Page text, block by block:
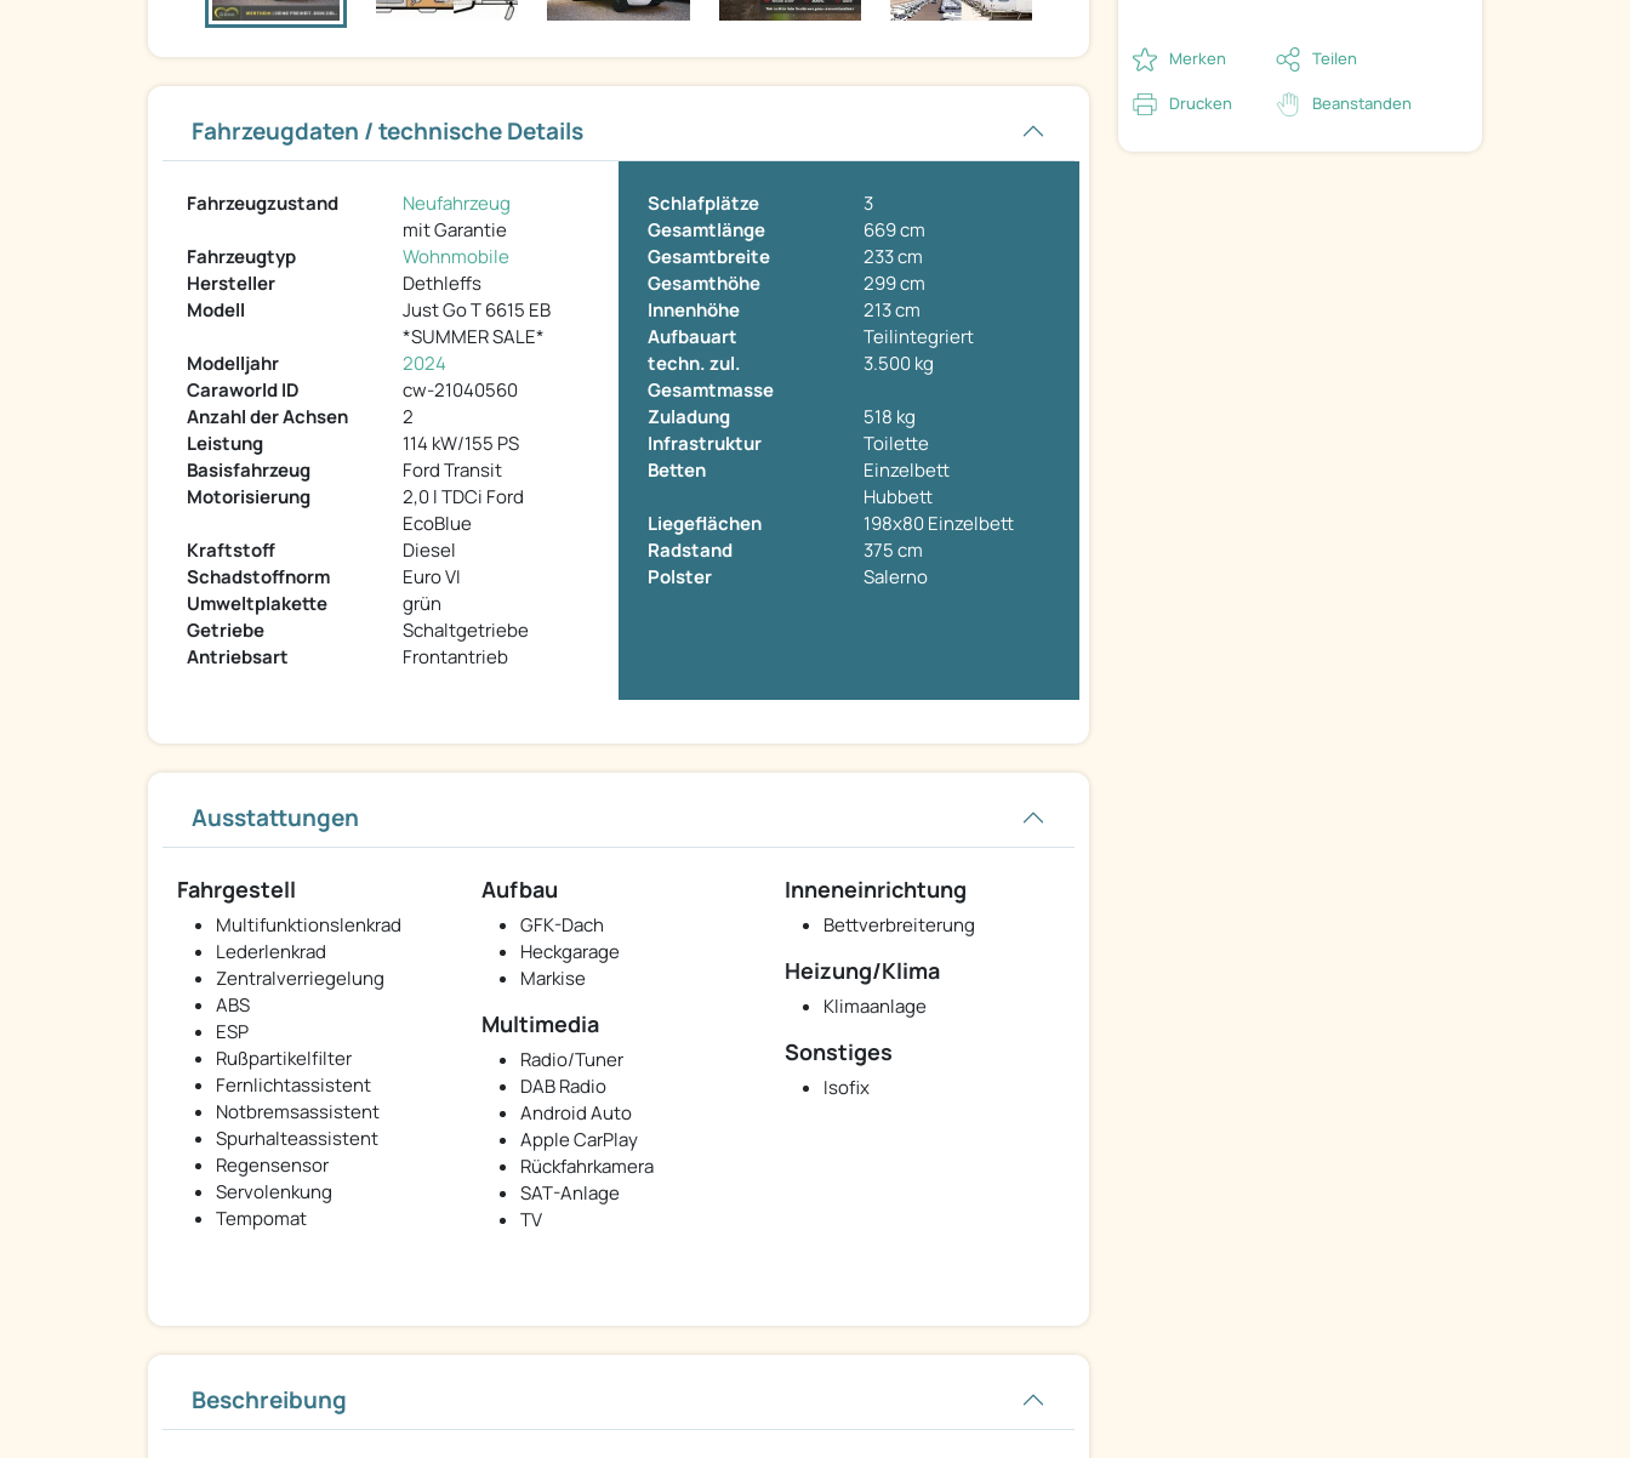
Fahrzeugdaten / technische Details
Fahrzeugzustand
Neufahrzeug
mit Garantie
Fahrzeugtyp
Wohnmobile
Hersteller
Dethleffs
Modell
Just Go T 6615 EB
*SUMMER SALE*
Modelljahr
2024
Caraworld ID
cw-21040560
Anzahl der Achsen
2
Leistung
114 kW/155 PS
Basisfahrzeug
Ford Transit
Motorisierung
2,0 l TDCi Ford
EcoBlue
Kraftstoff
Diesel
Schadstoffnorm
Euro VI
Umweltplakette
grün
Getriebe
Schaltgetriebe
Antriebsart
Frontantrieb
Schlafplätze
3
Gesamtlänge
669 cm
Gesamtbreite
233 cm
Gesamthöhe
299 cm
Innenhöhe
213 cm
Aufbauart
Teilintegriert
techn. zul.
Gesamtmasse
3.500 kg
Zuladung
518 kg
Infrastruktur
Toilette
Betten
Einzelbett
Hubbett
Liegeflächen
198x80 Einzelbett
Radstand
375 cm
Polster
Salerno
Ausstattungen
Fahrgestell
Multifunktionslenkrad
Lederlenkrad
Zentralverriegelung
ABS
ESP
Rußpartikelfilter
Fernlichtassistent
Notbremsassistent
Spurhalteassistent
Regensensor
Servolenkung
Tempomat
Aufbau
GFK-Dach
Heckgarage
Markise
Inneneinrichtung
Bettverbreiterung
Heizung/Klima
Klimaanlage
Multimedia
Radio/Tuner
DAB Radio
Android Auto
Apple CarPlay
Rückfahrkamera
SAT-Anlage
TV
Sonstiges
Isofix
Beschreibung
Merken Teilen
Drucken Beanstanden